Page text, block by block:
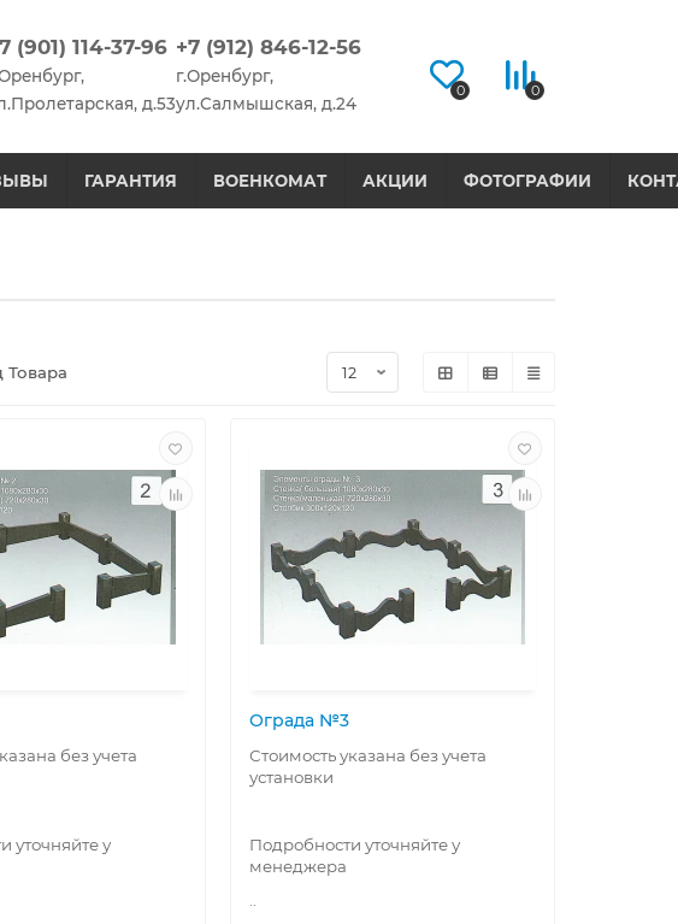
(901) 114-37-96
д.53
+7 (912) 846-12-56
г.Оренбург,
ул.Салмышская, д.24
0 0
ГАРАНТИЯ ВОЕНКОМАТ АКЦИИ ФОТОГРАФИИ
Товара
без учета
уточняйте у
Ограда №3
Стоимость указана без учета
установки
Подробности уточняйте у
менеджера